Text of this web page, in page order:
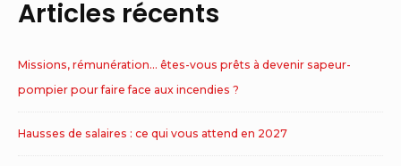
Articles récents
Missions, rémunération… êtes-vous prêts à devenir sapeur-
pompier pour faire face aux incendies ?
Hausses de salaires : ce qui vous attend en 2027